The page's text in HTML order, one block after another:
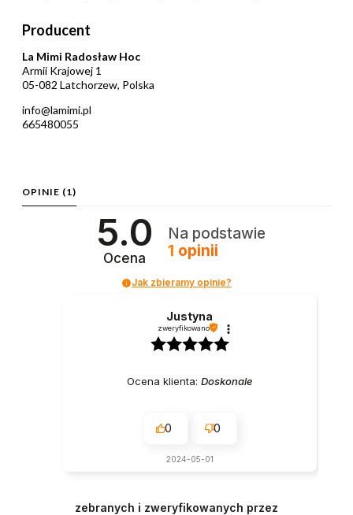
Producent
La Mimi Radosław Hoc
Armii Krajowej 1
05-082 Latchorzew, Polska
info@lamimi.pl
665480055
OPINIE (1)
5.0
Ocena
Na podstawie
1 opinii
Jak zbieramy opinie?
Justyna
zweryfikowano
Ocena klienta: Doskonale
0 0
2024-05-01
zebranych i zweryfikowanych przez